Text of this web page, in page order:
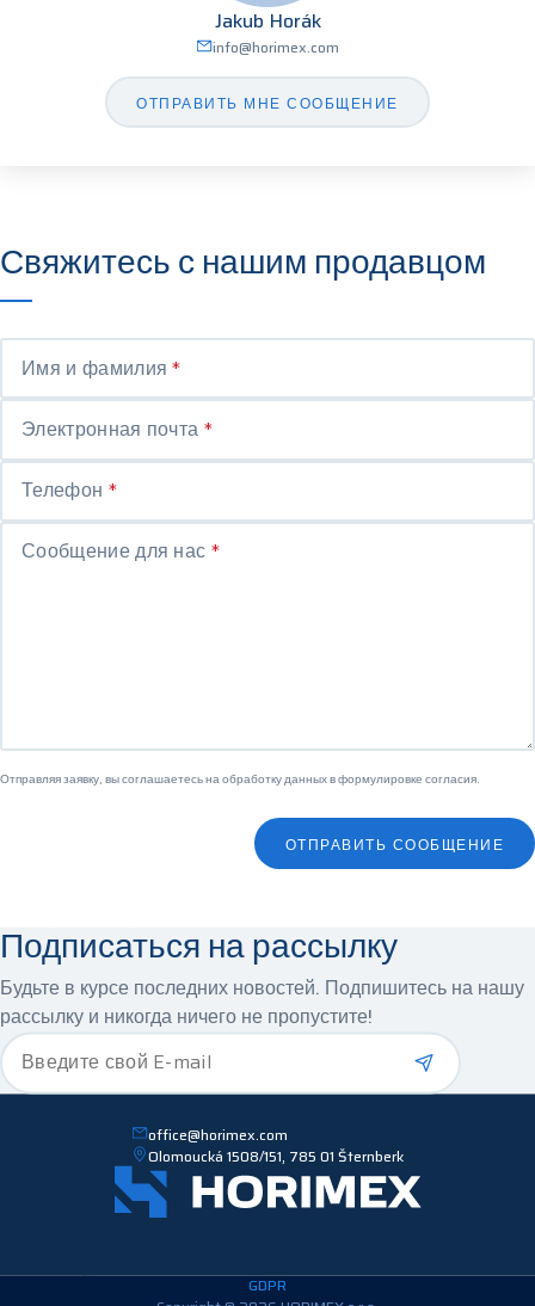
Jakub Horák
info@horimex.com
ОТПРАВИТЬ МНЕ СООБЩЕНИЕ
Свяжитесь с нашим продавцом
Имя и фамилия*
Электронная почта *
Телефон *
Сообщение для нас *
Отправляя заявку, вы соглашаетесь на обработку данных вформулировке согласия.
ОТПРАВИТЬ СООБЩЕНИЕ
Подписаться на рассылку
Будьте в курсе последних новостей. Подпишитесь на нашу
рассылку и никогда ничего не пропустите!
Введите свой E-mail*
office@horimex.com
Olomoucká 1508/151, 785 01 Šternberk
GDPR